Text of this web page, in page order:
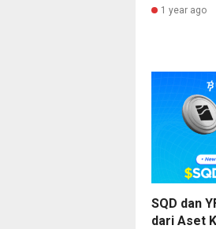
1 year ago
SQD dan
dari Aset